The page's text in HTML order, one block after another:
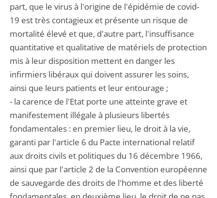
part, que le virus à l'origine de l'épidémie de covid-
19 est très contagieux et présente un risque de
mortalité élevé et que, d'autre part, l'insuffisance
quantitative et qualitative de matériels de protection
mis à leur disposition mettent en danger les
infirmiers libéraux qui doivent assurer les soins,
ainsi que leurs patients et leur entourage ;
- la carence de l'Etat porte une atteinte grave et
manifestement illégale à plusieurs libertés
fondamentales : en premier lieu, le droit à la vie,
garanti par l'article 6 du Pacte international relatif
aux droits civils et politiques du 16 décembre 1966,
ainsi que par l'article 2 de la Convention européenne
de sauvegarde des droits de l'homme et des liberté